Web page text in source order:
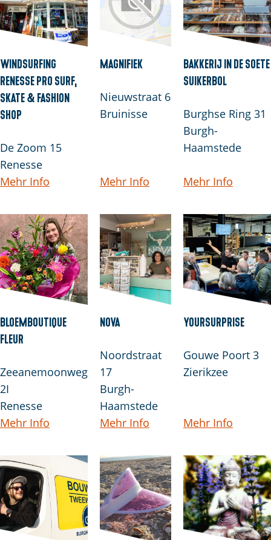
e
:
D
e
h
e
n
?
Windsurfing
Renesse Pro Surf,
Skate & Fashion
Shop
De Zoom 15
Renesse
Mehr Info
Magnifiek
Nieuwstraat 6
Bruinisse
Mehr Info
Bakkerij In de Soete
Suikerbol
Burghse Ring 31
Burgh-
Haamstede
Mehr Info
Bloemboutique
Fleur
Zeeanemoonweg
2I
Renesse
Mehr Info
Nova
Noordstraat
17
Burgh-
Haamstede
Mehr Info
YourSurprise
Gouwe Poort 3
Zierikzee
Mehr Info